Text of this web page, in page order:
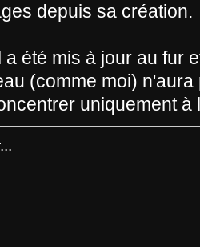
depuis sa création.
a été mis à jour au fur
(comme moi)
uniquement à